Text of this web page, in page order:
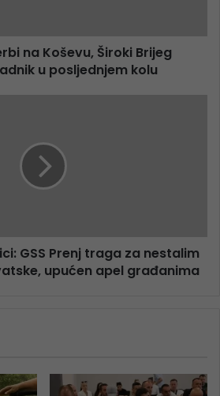
na Koševu, Široki Brijeg
u posljednjem kolu
GSS Prenj traga za nestalim
upućen apel građanima